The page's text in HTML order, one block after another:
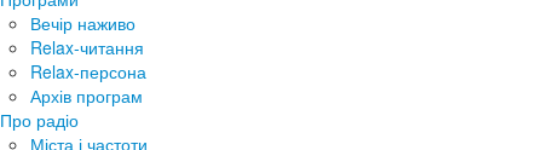
Вечір наживо
Relax-читання
Relax-персона
Архів програм
Про радіо
Міста і частоти